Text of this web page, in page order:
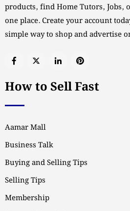
products, find Home Tutors,
one place. Create your account
simple way to shop and advertise
How to Sell Fast
Aamar Mall
Business Talk
Buying and Selling Tips
Selling Tips
Membership